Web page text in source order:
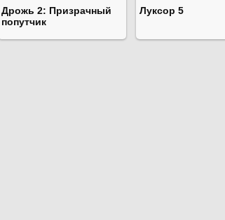
Дрожь 2: Призрачный
попутчик
Луксор 5